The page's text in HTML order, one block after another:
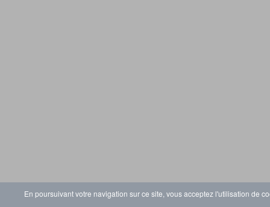
En poursuivant votre navigation sur ce site, vous acceptez l'utilisation de